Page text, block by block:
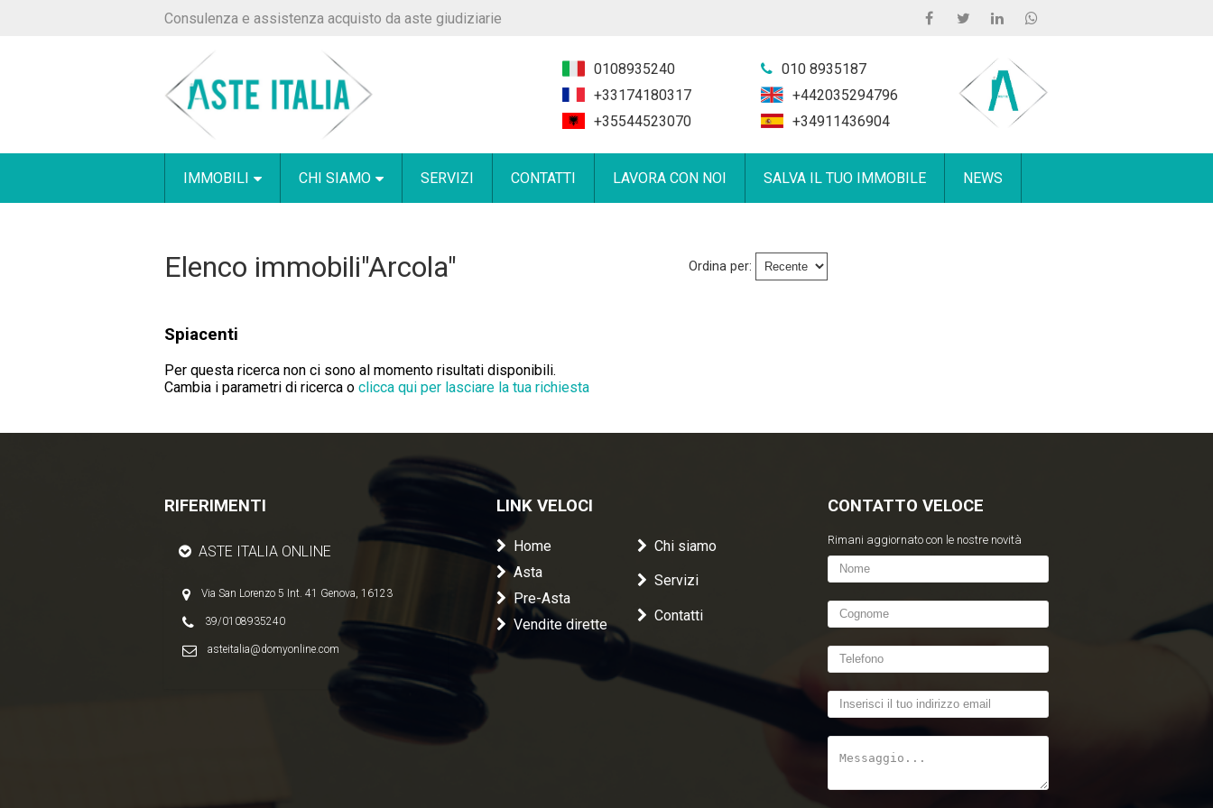
Consulenza e assistenza acquisto da aste giudiziarie
0108935240
+33174180317
+35544523070
010 8935187
+442035294796
+34911436904
IMMOBILI CHI SIAMO SERVIZI CONTATTI LAVORA CON NOI SALVA IL TUO IMMOBILE NEWS
Elenco immobili"Arcola" Ordina per:
Spiacenti
Per questa ricerca non ci sono al momento risultati disponibili.
Cambia i parametri di ricerca o clicca qui per lasciare la tua richiesta
RIFERIMENTI
ASTE ITALIA ONLINE
Via San Lorenzo 5 Int. 41 Genova, 16123
39/0108935240
asteitalia@domyonline.com
LINK VELOCI
Home
Asta
Pre-Asta
Vendite dirette
Chi siamo
Servizi
Contatti
CONTATTO VELOCE
Rimani aggiornato con le nostre novità